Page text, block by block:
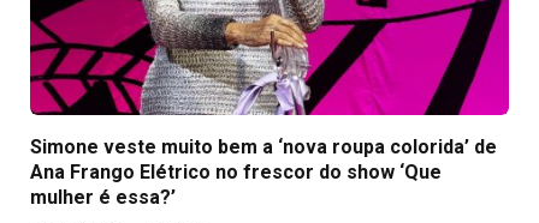
Simone veste muito bem a ‘nova roupa colorida’ de
Ana Frango Elétrico no frescor do show ‘Que
mulher é essa?’